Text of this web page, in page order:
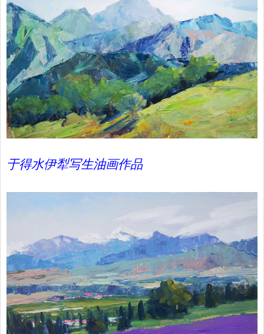
于得水伊犁写生油画作品